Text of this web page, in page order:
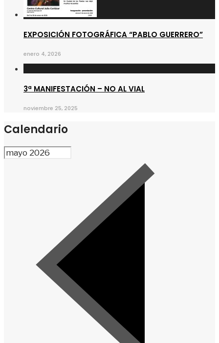
EXPOSICIÓN FOTOGRÁFICA “PABLO GUERRERO”
enero 4, 2026
3ª MANIFESTACIÓN – NO AL VIAL
noviembre 25, 2025
Calendario